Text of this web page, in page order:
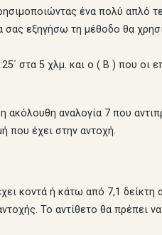
ένα πολύ απλό
σας εξηγήσω τη μέθοδο θα
στα 5 χλμ. και ο ( Β ) που οι
ακόλουθη αναλογία 7 που
που έχει στην αντοχή.
κοντά ή κάτω από 7,1 δείκτη
Το αντίθετο θα πρέπει